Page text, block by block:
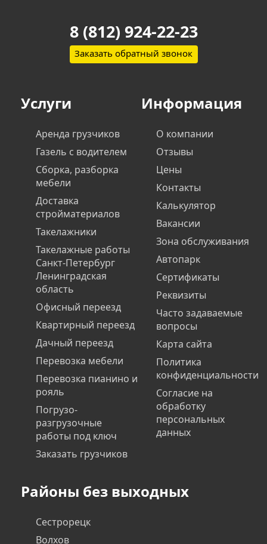
8 (812) 924-22-23
Заказать обратный звонок
Услуги
Аренда грузчиков
Газель с водителем
Сборка, разборка
мебели
Доставка
стройматериалов
Такелажники
Такелажные работы
Санкт-Петербург
Ленинградская
область
Офисный переезд
Квартирный переезд
Дачный переезд
Перевозка мебели
Перевозка пианино и
рояль
Погрузо-
разгрузочные
работы под ключ
Заказать грузчиков
Информация
О компании
Отзывы
Цены
Контакты
Калькулятор
Вакансии
Зона обслуживания
Автопарк
Сертификаты
Реквизиты
Часто задаваемые
вопросы
Карта сайта
Политика
конфиденциальности
Согласие на
обработку
персональных
данных
Районы без выходных
Сестрорецк
Волхов